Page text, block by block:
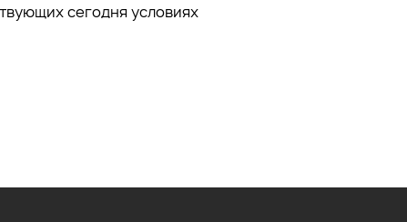
сегодня условиях